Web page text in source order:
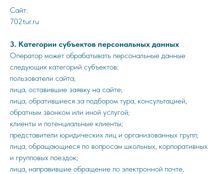
Сайт:
702tur.ru
3. Категории субъектов персональных данных
Оператор может обрабатывать персональные данные
следующих категорий субъектов:
пользователи сайта;
лица, оставившие заявку на сайте;
лица, обратившиеся за подбором тура, консультацией,
обратным звонком или иной услугой;
клиенты и потенциальные клиенты;
представители юридических лиц и организованных групп;
лица, обращающиеся по вопросам школьных, корпоративных
и групповых поездок;
лица, направившие обращение по электронной почте,